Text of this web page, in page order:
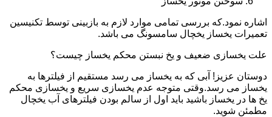
اشاره نمود.که بررسی تمامی موارد لازم به بازبینی توسط تکنیسین
تعمیرات یخساز یخچال سامسونگ می باشد.
علت یخسازی ضعیف و یخ نبستن محکم یخساز چیست؟
دوستان عزیز! آبی که به یخساز می رسد مستقیم از فیلترها به
یخساز می رسد.وقتی متوجه عدم یخسازی سریع و یخسازی محکم
یخ ها در یخساز باشید باید اول از سالم بودن فیلترهای آب یخچال
مطمئن شوید.